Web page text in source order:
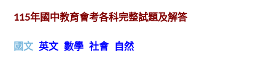
115年國中教育會考各科完整試題及解答
國文 英文 數學 社會 自然